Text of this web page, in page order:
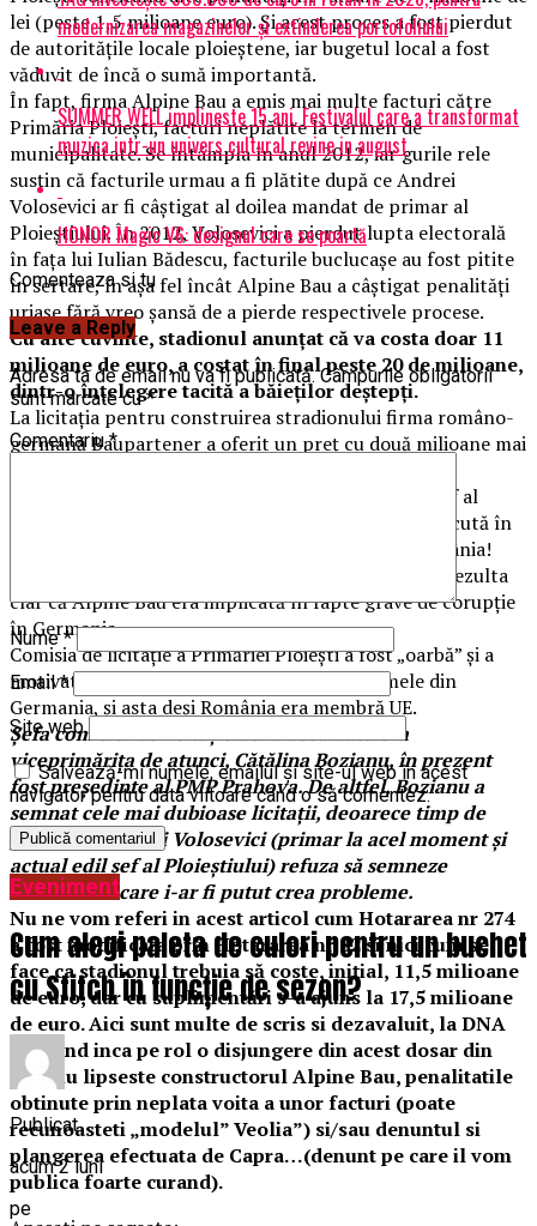
lei (peste 1,5 milioane euro). Și acest proces a fost pierdut
de autoritățile locale ploieștene, iar bugetul local a fost
văduvit de încă o sumă importantă.
În fapt, firma Alpine Bau a emis mai multe facturi către
Primăria Ploiești, facturi neplătite la termen de
municipalitate. Se întâmpla în anul 2012, iar gurile rele
susțin că facturile urmau a fi plătite după ce Andrei
Volosevici ar fi câștigat al doilea mandat de primar al
Ploieștiului. În 2012, Volosevici a pierdut lupta electorală
în fața lui Iulian Bădescu, facturile buclucașe au fost pitite
în sertare, în așa fel încât Alpine Bau a câștigat penalități
uriașe fără vreo șansă de a pierde respectivele procese.
Cu alte cuvinte, stadionul anunțat că va costa doar 11
milioane de euro, a costat în final peste 20 de milioane,
dintr-o înțelegere tacită a băieților deștepți.
La licitaţia pentru construirea stradionului firma româno-
germană Baupartener a oferit un preţ cu două milioane mai
Nemţii au fost descalificaţi pe motiv că inginerul şef al
proiectului era cetăţean ungar şi avea facultatea făcută în
patru ani, în Ungaria, şi nu în cinci cum era în România!
La contestaţie au fost depuse documente din care rezulta
clar că Alpine Bau era implicată în fapte grave de corupţie
în Germania.
Comisia de licitaţie a Primăriei Ploieşti a fost „oarbă” şi a
motivat că nu interesează Ploieştiul problemele din
Germania, şi asta deşi România era membră UE.
Șefa comisiei de licitație de la acea dată era
viceprimărița de atunci, Cătălina Bozianu, în prezent
fost președinte al PMP Prahova. De altfel, Bozianu a
semnat cele mai dubioase licitații, deoarece timp de
patru ani, Andrei Volosevici (primar la acel moment și
actual edil șef al Ploieștiului) refuza să semneze
contractele care i-ar fi putut crea probleme.
Nu ne vom referi in acest articol cum Hotararea nr 274
a fost modificata prin Hotararea nr 82 si nici cum se
face ca stadionul trebuia să coste, iniţial, 11,5 milioane
de euro, dar cu suplimentări s-a ajuns la 17,5 milioane
de euro. Aici sunt multe de scris si dezavaluit, la DNA
existand inca pe rol o disjungere din acest dosar din
care nu lipseste constructorul Alpine Bau, penalitatile
obtinute prin neplata voita a unor facturi (poate
recunoasteti „modelul” Veolia”) si/sau denuntul si
plangerea efectuata de Capra…(denunt pe care il vom
publica foarte curand).
modernizarea magazinelor și extinderea portofoliului
SUMMER WELL implineste 15 ani. Festivalul care a transformat
muzica intr-un univers cultural revine in august
HONOR Magic V6: designul care se poartă
Comenteaza si tu
Leave a Reply
Adresa ta de email nu va fi publicată. Câmpurile obligatorii
sunt marcate cu*
Comentariu*
Nume*
Email*
Site web
Salvează-mi numele, emailul și site-ul web în acest
navigator pentru data viitoare când o să comentez.
Eveniment
Cum alegi paleta de culori pentru un buchet
cu Stitch în funcție de sezon?
Publicat
acum 2 luni
pe